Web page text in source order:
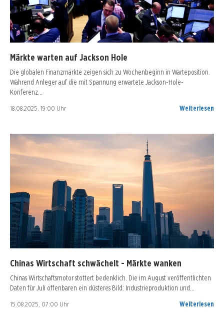
Märkte warten auf Jackson Hole
Die globalen Finanzmärkte zeigen sich zu Wochenbeginn in Warteposition.
Während Anleger auf die mit Spannung erwartete Jackson-Hole-
Konferenz…
18.08.2025, 19:00 Uhr Weiterlesen
Chinas Wirtschaft schwächelt - Märkte wanken
Chinas Wirtschaftsmotor stottert bedenklich. Die im August veröffentlichten
Daten für Juli offenbaren ein düsteres Bild: Industrieproduktion und…
15.08.2025, 07:00 Uhr Weiterlesen